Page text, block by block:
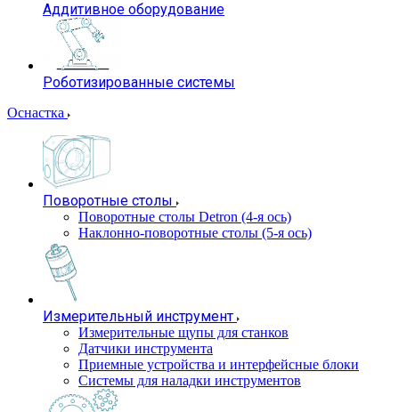
Аддитивное оборудование
Роботизированные системы
Оснастка
Поворотные столы
Поворотные столы Detron (4-я ось)
Наклонно-поворотные столы (5-я ось)
Измерительный инструмент
Измерительные щупы для станков
Датчики инструмента
Приемные устройства и интерфейсные блоки
Системы для наладки инструментов